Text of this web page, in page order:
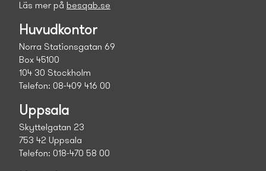
Läs mer på besqab.se
Huvudkontor
Norra Stationsgatan 69
Box 45100
104 30 Stockholm
Telefon: 08-409 416 00
Uppsala
Skyttelgatan 23
753 42 Uppsala
Telefon: 018-470 58 00